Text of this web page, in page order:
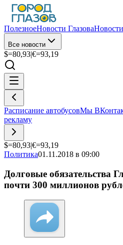
ПолезноеНовости Глазова
Все новости
$=80,93|€=93,19
Расписание автобусовМы
рекламу
$=80,93|€=93,19
Политика01.11.2018 в 09:00
Долговые обязательства
почти 300 миллионов